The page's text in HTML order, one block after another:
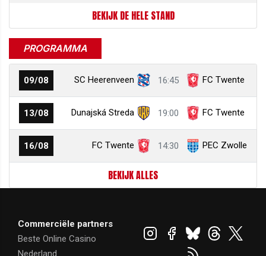
BEKIJK DE HELE STAND
PROGRAMMA
09/08 SC Heerenveen 16:45 FC Twente
13/08 Dunajská Streda 19:00 FC Twente
16/08 FC Twente 14:30 PEC Zwolle
BEKIJK ALLES
Commerciële partners
Beste Online Casino
Nederland